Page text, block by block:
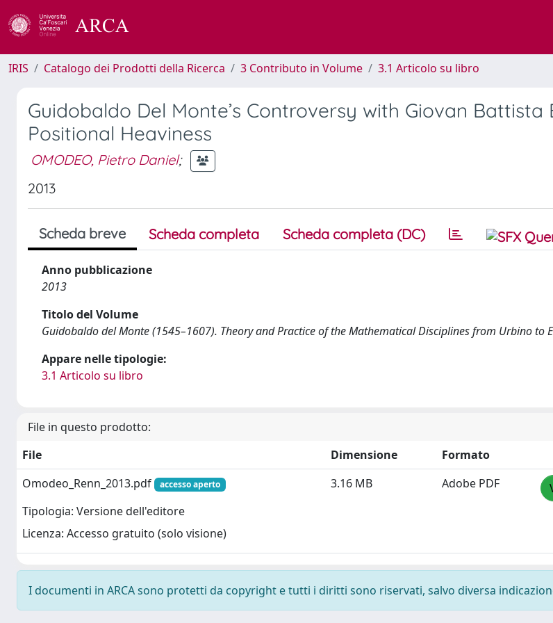
IRIS Catalogo dei Prodotti della Ricerca 3 Contributo in Volume 3.1 Articolo su libro
Guidobaldo Del Monte’s Controversy with Giovan Battista
Positional Heaviness
OMODEO, Pietro Daniel;
2013
Scheda breve Scheda completa Scheda completa (DC)
Anno pubblicazione
2013
Titolo del Volume
Guidobaldo del Monte (1545–1607). Theory and Practice of the Mathematical Disciplines from Urbino to
Appare nelle tipologie:
3.1 Articolo su libro
File in questo prodotto:
File
Dimensione
Formato
Omodeo_Renn_2013.pdf
accesso aperto
Tipologia: Versione dell'editore
Licenza: Accesso gratuito (solo visione)
3.16 MB Adobe PDF
I documenti in ARCA sono protetti da copyright e tutti i diritti sono riservati, salvo diversa